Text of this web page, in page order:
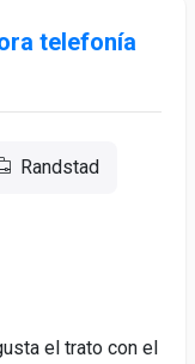
telefonía
Randstad
el trato con el